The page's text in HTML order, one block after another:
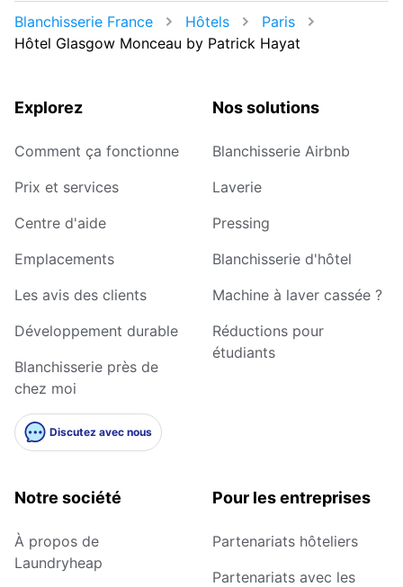
Blanchisserie France Hôtels
Paris
Hôtel Glasgow Monceau by Patrick Hayat
Explorez
Comment ça fonctionne
Prix et services
Centre d'aide
Emplacements
Les avis des clients
Développement durable
Blanchisserie près de
chez moi
Discutez avec nous
Nos solutions
Blanchisserie Airbnb
Laverie
Pressing
Blanchisserie d'hôtel
Machine à laver cassée ?
Réductions pour
étudiants
Notre société
À propos de
Laundryheap
Pour les entreprises
Partenariats hôteliers
Partenariats avec les